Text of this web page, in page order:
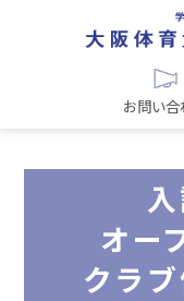
お問い合
オー
クラ